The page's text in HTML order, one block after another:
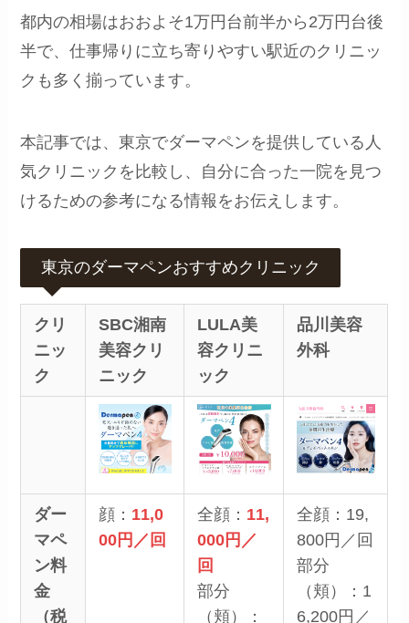
都内の相場はおおよそ1万円台前半から2万円台後
半で、仕事帰りに立ち寄りやすい駅近のクリニッ
クも多く揃っています。
本記事では、東京でダーマペンを提供している人
気クリニックを比較し、自分に合った一院を見つ
けるための参考になる情報をお伝えします。
東京のダーマペンおすすめクリニック
クリ
ニッ
ク
SBC湘南
美容クリ
ニック
LULA美
容クリニ
ック
品川美容
外科
ダー
マペ
ン料
金
（税
顔： 11,0
00円／回
全顔： 11,
000円／
回
部分
（頬）：
全顔：19,
800円／回
部分
（頬）：1
6,200円／